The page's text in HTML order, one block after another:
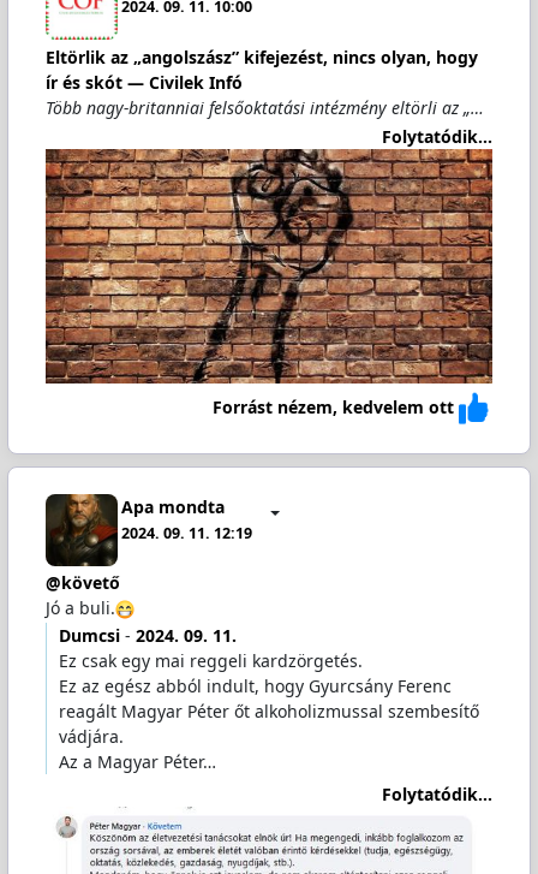
2024. 09. 11. 10:00
Eltörlik az „angolszász” kifejezést, nincs olyan, hogy
ír és skót — Civilek Infó
Több nagy-britanniai felsőoktatási intézmény eltörli az „…
Folytatódik...
Forrást nézem, kedvelem ott
Apa mondta
2024. 09. 11. 12:19
@követő
Jó a buli.
Dumcsi- 2024. 09. 11.
Ez csak egy mai reggeli kardzörgetés.
Ez az egész abból indult, hogy Gyurcsány Ferenc
reagált Magyar Péter őt alkoholizmussal szembesítő
vádjára.
Az a Magyar Péter…
Folytatódik...